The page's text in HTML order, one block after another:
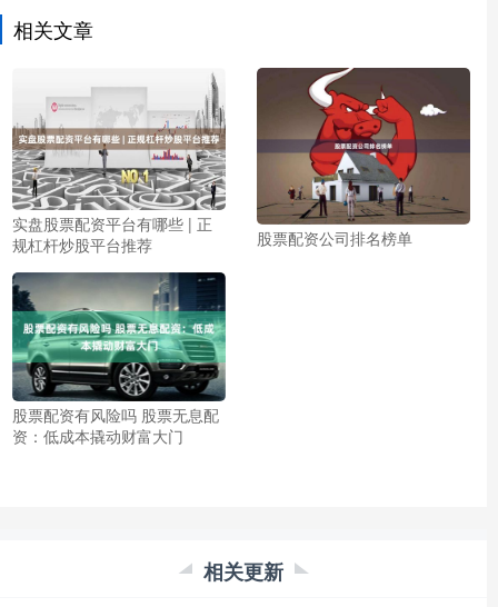
相关文章
实盘股票配资平台有哪些 | 正
规杠杆炒股平台推荐
股票配资公司排名榜单
股票配资有风险吗 股票无息配
资：低成本撬动财富大门
相关更新